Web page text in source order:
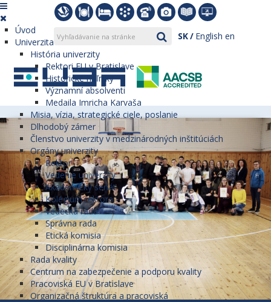
SK English en
Úvod
Univerzita
História univerzity
Rektori EU v Bratislave
Historické míľniky
Významní absolventi
Medaila Imricha Karvaša
Misia, vízia, strategické ciele, poslanie
Dlhodobý zámer
Členstvo univerzity v medzinárodných inštitúciách
Orgány univerzity
Rektor
Vedenie univerzity
Akademický senát
Kolégium rektora
Vedecká rada
Správna rada
Etická komisia
Disciplinárna komisia
Rada kvality
Centrum na zabezpečenie a podporu kvality
Pracoviská EU v Bratislave
Organizačná štruktúra a pracoviská